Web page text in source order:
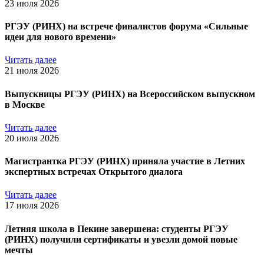
23 июля 2026
РГЭУ (РИНХ) на встрече финалистов форума «Сильные
идеи для нового времени»
Читать далее
21 июля 2026
Выпускницы РГЭУ (РИНХ) на Всероссийском выпускном
в Москве
Читать далее
20 июля 2026
Магистрантка РГЭУ (РИНХ) приняла участие в Летних
экспертных встречах Открытого диалога
Читать далее
17 июля 2026
Летняя школа в Пекине завершена: студенты РГЭУ
(РИНХ) получили сертификаты и увезли домой новые
мечты